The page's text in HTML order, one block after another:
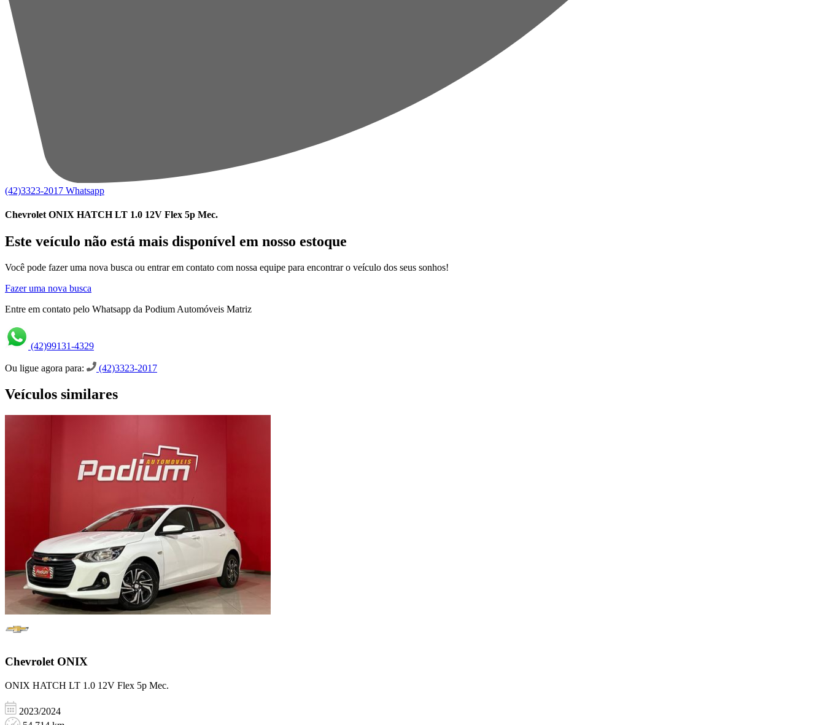
(42)3323-2017 Whatsapp
Chevrolet ONIX HATCH LT 1.0 12V Flex 5p Mec.
Este veículo não está mais disponível em nosso estoque
Você pode fazer uma nova busca ou entrar em contato com nossa equipe para encontrar o veículo dos seus sonhos!
Fazer uma nova busca
Entre em contato pelo Whatsapp da Podium Automóveis Matriz
(42)99131-4329
Ou ligue agora para: (42)3323-2017
Veículos similares
Chevrolet ONIX
ONIX HATCH LT 1.0 12V Flex 5p Mec.
2023/2024